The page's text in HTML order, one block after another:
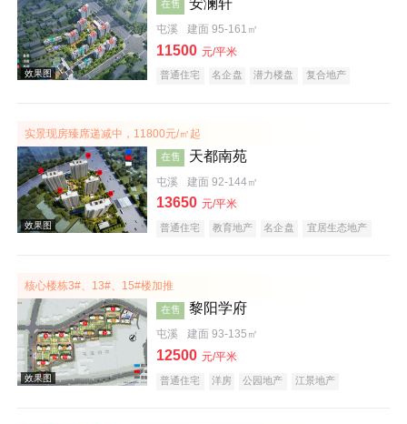
效果图
在售
屯溪 建面 95-161㎡
11500 元/平米
普通住宅 名企盘 潜力楼盘
复合地产
实景现房臻席递减中，11800元/㎡起
在售 天都南苑
屯溪 建面 92-144㎡
13650 元/平米
普通住宅 教育地产 名企盘
宜居生态地产
核心楼栋3#、13#、15#楼加推
在售 黎阳学府
屯溪 建面 93-135㎡
12500 元/平米
普通住宅 洋房 公园地产
江景地产